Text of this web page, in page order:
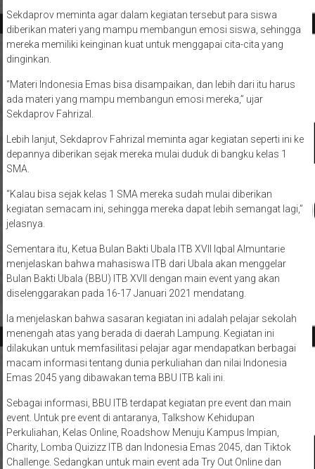
Sekdaprov meminta agar dalam kegiatan tersebut para siswa
diberikan materi yang mampu membangun emosi siswa, sehingga
mereka memiliki keinginan kuat untuk menggapai cita-cita yang
dinginkan.
“Materi Indonesia Emas bisa disampaikan, dan lebih dari itu harus
ada materi yang mampu membangun emosi mereka,” ujar
Sekdaprov Fahrizal.
Lebih lanjut, Sekdaprov Fahrizal meminta agar kegiatan seperti ini ke
depannya diberikan sejak mereka mulai duduk di bangku kelas 1
SMA.
“Kalau bisa sejak kelas 1 SMA mereka sudah mulai diberikan
kegiatan semacam ini, sehingga mereka dapat lebih semangat lagi,”
jelasnya.
Sementara itu, Ketua Bulan Bakti Ubala ITB XVII Iqbal Almuntarie
menjelaskan bahwa mahasiswa ITB dari Ubala akan menggelar
Bulan Bakti Ubala (BBU) ITB XVII dengan main event yang akan
diselenggarakan pada 16-17 Januari 2021 mendatang.
Ia menjelaskan bahwa sasaran kegiatan ini adalah pelajar sekolah
menengah atas yang berada di daerah Lampung. Kegiatan ini
dilakukan untuk memfasilitasi pelajar agar mendapatkan berbagai
macam informasi tentang dunia perkuliahan dan nilai Indonesia
Emas 2045 yang dibawakan tema BBU ITB kali ini.
Sebagai informasi, BBU ITB terdapat kegiatan pre event dan main
event. Untuk pre event di antaranya, Talkshow Kehidupan
Perkuliahan, Kelas Online, Roadshow Menuju Kampus Impian,
Charity, Lomba Quizizz ITB dan Indonesia Emas 2045, dan Tiktok
Challenge. Sedangkan untuk main event ada Try Out Online dan